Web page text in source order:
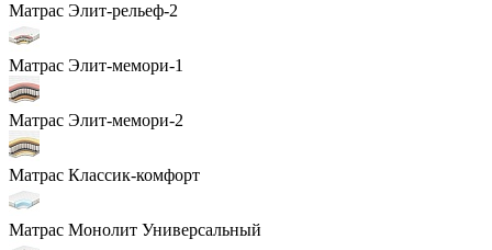
Матрас Элит-рельеф-2
Матрас Элит-мемори-1
Матрас Элит-мемори-2
Матрас Классик-комфорт
Матрас Монолит Универсальный